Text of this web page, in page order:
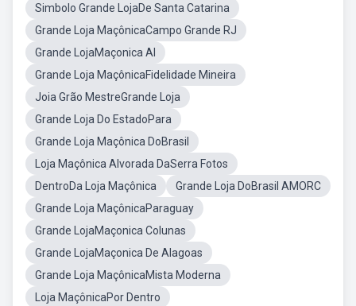
Simbolo Grande LojaDe Santa Catarina
Grande Loja MaçônicaCampo Grande RJ
Grande LojaMaçonica Al
Grande Loja MaçônicaFidelidade Mineira
Joia Grão MestreGrande Loja
Grande Loja Do EstadoPara
Grande Loja Maçônica DoBrasil
Loja Maçônica Alvorada DaSerra Fotos
DentroDa Loja Maçônica
Grande Loja DoBrasil AMORC
Grande Loja MaçônicaParaguay
Grande LojaMaçonica Colunas
Grande LojaMaçonica De Alagoas
Grande Loja MaçônicaMista Moderna
Loja MaçônicaPor Dentro